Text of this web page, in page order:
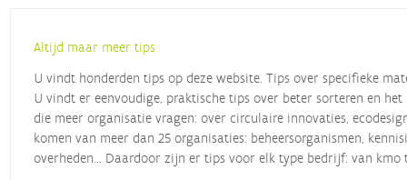
Altijd maar meer tips
U vindt honderden tips op deze website. Tips over specifieke
U vindt er eenvoudige, praktische tips over beter sorteren en
die meer organisatie vragen: over circulaire innovaties,
komen van meer dan 25 organisaties: beheersorganismen,
overheden... Daardoor zijn er tips voor elk type bedrijf: van